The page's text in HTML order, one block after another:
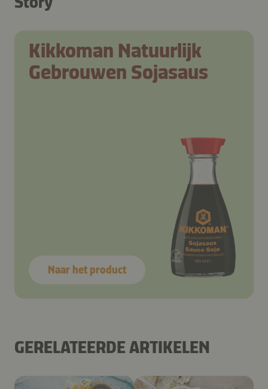
Kikkoman Natuurlijk
Gebrouwen Sojasaus
Naar het product
GERELATEERDE ARTIKELEN